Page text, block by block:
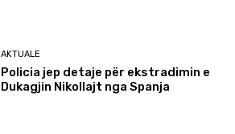
AKTUALE
Policia jep detaje për ekstradimin e
Dukagjin Nikollajt nga Spanja